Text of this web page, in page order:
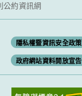
公約資訊網
隱私權暨資訊安全政策
政府網站資料開放宣告